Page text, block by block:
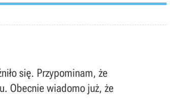
się. Przypominam, że
Obecnie wiadomo już, że